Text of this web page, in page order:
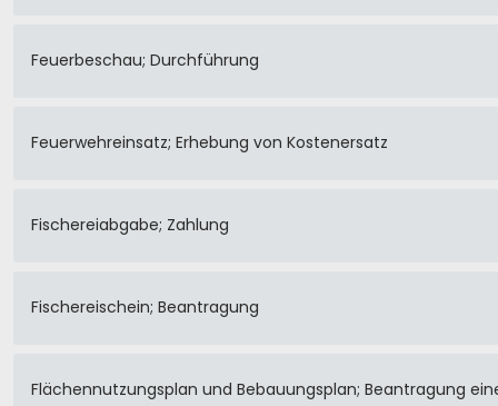
Feuerbeschau; Durchführung
Feuerwehreinsatz; Erhebung von Kostenersatz
Fischereiabgabe; Zahlung
Fischereischein; Beantragung
Flächennutzungsplan und Bebauungsplan; Beantragung